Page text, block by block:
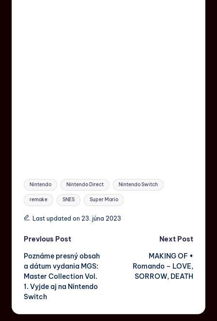
Nintendo Nintendo Direct Nintendo Switch
remake SNES Super Mario
Last updated on 23. júna 2023
Previous Post
Poznáme presný obsah
a dátum vydania MGS:
Master Collection Vol.
1. Vyjde aj na Nintendo
Switch
Next Post
MAKING OF •
Romando – LOVE,
SORROW, DEATH